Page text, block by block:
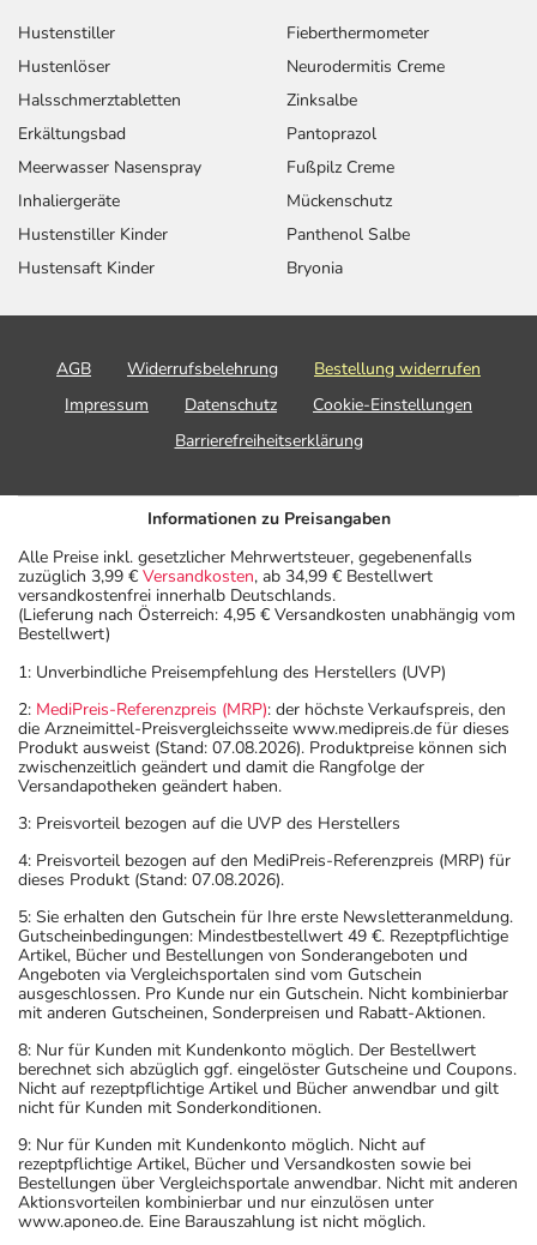
Hustenstiller
Hustenlöser
Halsschmerztabletten
Erkältungsbad
Meerwasser Nasenspray
Inhaliergeräte
Hustenstiller Kinder
Hustensaft Kinder
Fieberthermometer
Neurodermitis Creme
Zinksalbe
Pantoprazol
Fußpilz Creme
Mückenschutz
Panthenol Salbe
Bryonia
AGB Widerrufsbelehrung
Bestellung widerrufen
Impressum
Datenschutz
Cookie-Einstellungen
Barrierefreiheitserklärung
Informationen zu Preisangaben
Alle Preise inkl. gesetzlicher Mehrwertsteuer, gegebenenfalls
zuzüglich 3,99 € Versandkosten, ab 34,99 € Bestellwert
versandkostenfrei innerhalb Deutschlands.
(Lieferung nach Österreich: 4,95 € Versandkosten unabhängig vom
Bestellwert)
1: Unverbindliche Preisempfehlung des Herstellers (UVP)
2: MediPreis-Referenzpreis (MRP): der höchste Verkaufspreis, den
die Arzneimittel-Preisvergleichsseite www.medipreis.de für dieses
Produkt ausweist (Stand: 07.08.2026). Produktpreise können sich
zwischenzeitlich geändert und damit die Rangfolge der
Versandapotheken geändert haben.
3: Preisvorteil bezogen auf die UVP des Herstellers
4: Preisvorteil bezogen auf den MediPreis-Referenzpreis (MRP) für
dieses Produkt (Stand: 07.08.2026).
5: Sie erhalten den Gutschein für Ihre erste Newsletteranmeldung.
Gutscheinbedingungen: Mindestbestellwert 49 €. Rezeptpflichtige
Artikel, Bücher und Bestellungen von Sonderangeboten und
Angeboten via Vergleichsportalen sind vom Gutschein
ausgeschlossen. Pro Kunde nur ein Gutschein. Nicht kombinierbar
mit anderen Gutscheinen, Sonderpreisen und Rabatt-Aktionen.
8: Nur für Kunden mit Kundenkonto möglich. Der Bestellwert
berechnet sich abzüglich ggf. eingelöster Gutscheine und Coupons.
Nicht auf rezeptpflichtige Artikel und Bücher anwendbar und gilt
nicht für Kunden mit Sonderkonditionen.
9: Nur für Kunden mit Kundenkonto möglich. Nicht auf
rezeptpflichtige Artikel, Bücher und Versandkosten sowie bei
Bestellungen über Vergleichsportale anwendbar. Nicht mit anderen
Aktionsvorteilen kombinierbar und nur einzulösen unter
www.aponeo.de. Eine Barauszahlung ist nicht möglich.